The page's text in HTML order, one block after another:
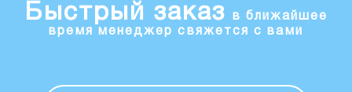
Быстрый заказ
в ближайшее
время менеджер свяжется с вами